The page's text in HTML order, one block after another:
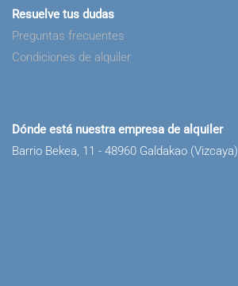
Resuelve tus dudas
Preguntas frecuentes
Condiciones de alquiler
Dónde está nuestra empresa de alquiler
Barrio Bekea, 11 - 48960 Galdakao (Vizcaya)